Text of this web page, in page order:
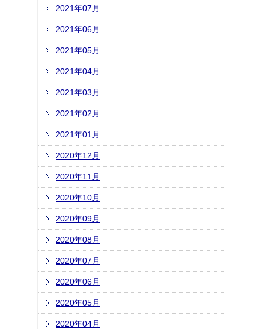
2021年07月
2021年06月
2021年05月
2021年04月
2021年03月
2021年02月
2021年01月
2020年12月
2020年11月
2020年10月
2020年09月
2020年08月
2020年07月
2020年06月
2020年05月
2020年04月